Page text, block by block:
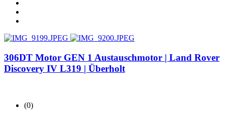
306DT Motor GEN 1 Austauschmotor | Land Rover
Discovery IV L319 | Überholt
(0)